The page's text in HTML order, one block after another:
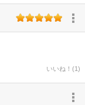
いいね！(1)